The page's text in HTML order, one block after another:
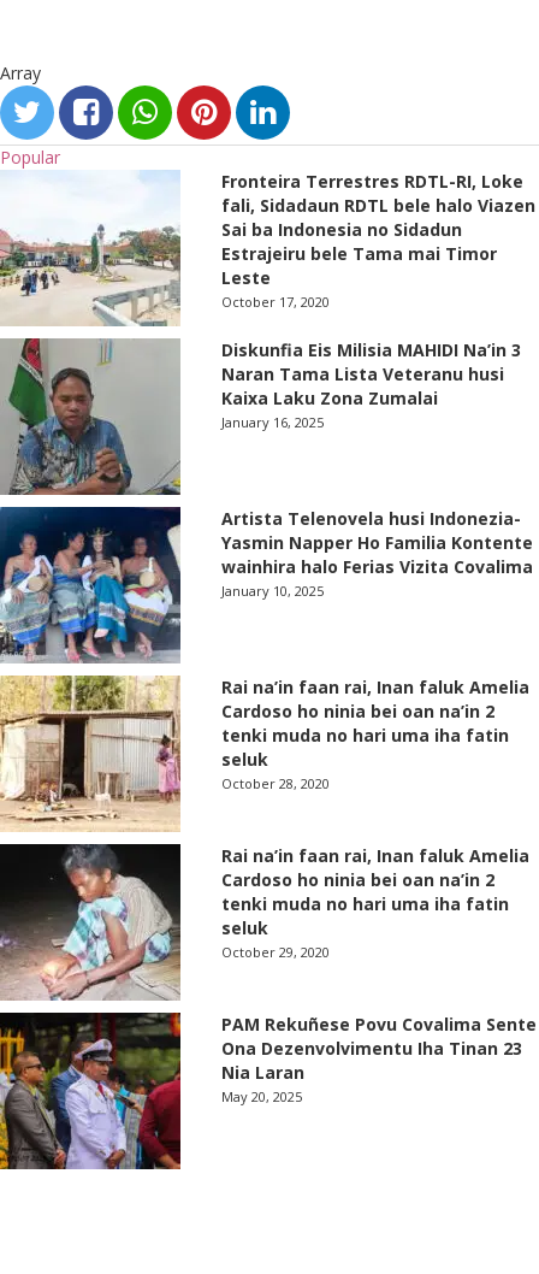
Array
Popular
Fronteira Terrestres RDTL-RI, Loke
fali, Sidadaun RDTL bele halo Viazen
Sai ba Indonesia no Sidadun
Estrajeiru bele Tama mai Timor
Leste
October 17, 2020
Diskunfia Eis Milisia MAHIDI Na’in 3
Naran Tama Lista Veteranu husi
Kaixa Laku Zona Zumalai
January 16, 2025
Artista Telenovela husi Indonezia-
Yasmin Napper Ho Familia Kontente
wainhira halo Ferias Vizita Covalima
January 10, 2025
Rai na’in faan rai, Inan faluk Amelia
Cardoso ho ninia bei oan na’in 2
tenki muda no hari uma iha fatin
seluk
October 28, 2020
Rai na’in faan rai, Inan faluk Amelia
Cardoso ho ninia bei oan na’in 2
tenki muda no hari uma iha fatin
seluk
October 29, 2020
PAM Rekuñese Povu Covalima Sente
Ona Dezenvolvimentu Iha Tinan 23
Nia Laran
May 20, 2025